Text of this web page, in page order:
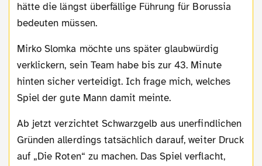
hätte die längst überfällige Führung für Borussia
bedeuten müssen.
Mirko Slomka möchte uns später glaubwürdig
verklickern, sein Team habe bis zur 43. Minute
hinten sicher verteidigt. Ich frage mich, welches
Spiel der gute Mann damit meinte.
Ab jetzt verzichtet Schwarzgelb aus unerfindlichen
Gründen allerdings tatsächlich darauf, weiter Druck
auf „Die Roten“ zu machen. Das Spiel verflacht,